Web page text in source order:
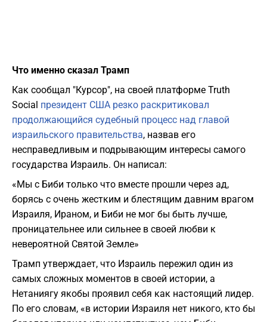
Что именно сказал Трамп
Как сообщал "Курсор", на своей платформе Truth
Social президент США резко раскритиковал
продолжающийся судебный процесс над главой
израильского правительства, назвав его
несправедливым и подрывающим интересы самого
государства Израиль. Он написал:
«Мы с Биби только что вместе прошли через ад,
борясь с очень жестким и блестящим давним врагом
Израиля, Ираном, и Биби не мог бы быть лучше,
проницательнее или сильнее в своей любви к
невероятной Святой Земле»
Трамп утверждает, что Израиль пережил один из
самых сложных моментов в своей истории, а
Нетаниягу якобы проявил себя как настоящий лидер.
По его словам, «в истории Израиля нет никого, кто бы